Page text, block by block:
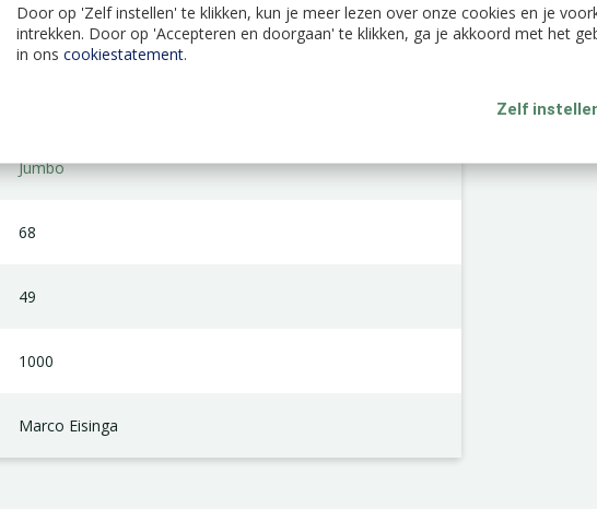
Door op 'Zelf instellen' te klikken, kun je meer lezen over onze cookies en je
intrekken. Door op 'Accepteren en doorgaan' te klikken, ga je akkoord met het
in ons cookiestatement.
Zelf
Jumbo
68
49
1000
Marco Eisinga